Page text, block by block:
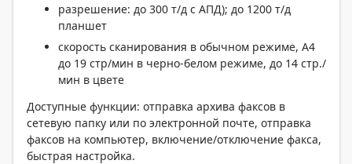
разрешение: до 300 т/д с АПД); до 1200 т/д
планшет
скорость сканирования в обычном режиме, A4
до 19 стр/мин в черно-белом режиме, до 14 стр./
мин в цвете
Доступные функции: отправка архива факсов в
сетевую папку или по электронной почте, отправка
факсов на компьютер, включение/отключение факса,
быстрая настройка.